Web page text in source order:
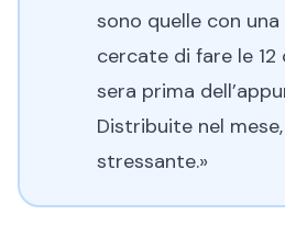
sono quelle con
cercate di fare le
sera prima
Distribuite nel
stressante.»